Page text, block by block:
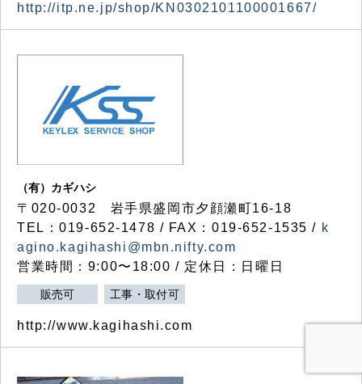
http://itp.ne.jp/shop/KN0302101100001667/
（有）カギハシ
〒020-0032 岩手県盛岡市夕顔瀬町16-18
TEL：019-652-1478 / FAX：019-652-1535 / k
agino.kagihashi@mbn.nifty.com
営業時間：9:00〜18:00 / 定休日：日曜日
販売可 工事・取付可
http://www.kagihashi.com